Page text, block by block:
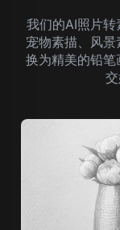
我们的AI照片转
宠物素描、风
换为精美的铅